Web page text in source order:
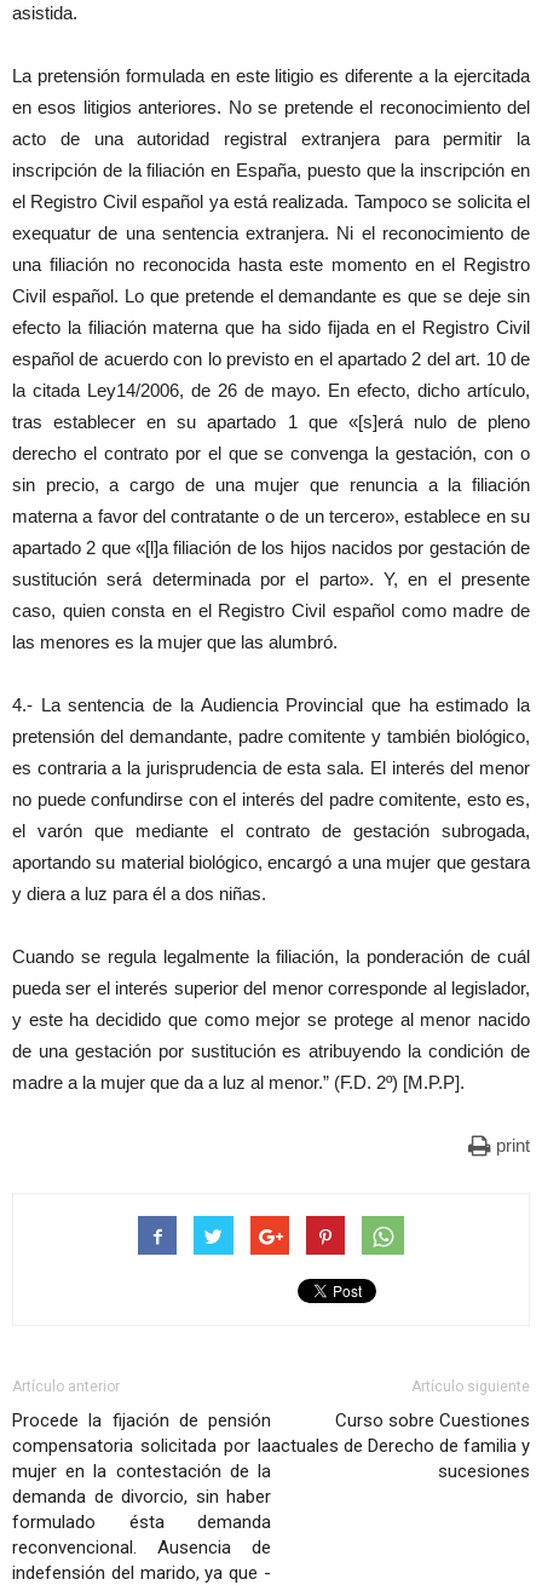
asistida.
La pretensión formulada en este litigio es diferente a la ejercitada
en esos litigios anteriores. No se pretende el reconocimiento del
acto de una autoridad registral extranjera para permitir la
inscripción de la filiación en España, puesto que la inscripción en
el Registro Civil español ya está realizada. Tampoco se solicita el
exequatur de una sentencia extranjera. Ni el reconocimiento de
una filiación no reconocida hasta este momento en el Registro
Civil español. Lo que pretende el demandante es que se deje sin
efecto la filiación materna que ha sido fijada en el Registro Civil
español de acuerdo con lo previsto en el apartado 2 del art. 10 de
la citada Ley14/2006, de 26 de mayo. En efecto, dicho artículo,
tras establecer en su apartado 1 que «[s]erá nulo de pleno
derecho el contrato por el que se convenga la gestación, con o
sin precio, a cargo de una mujer que renuncia a la filiación
materna a favor del contratante o de un tercero», establece en su
apartado 2 que «[l]a filiación de los hijos nacidos por gestación de
sustitución será determinada por el parto». Y, en el presente
caso, quien consta en el Registro Civil español como madre de
las menores es la mujer que las alumbró.
4.- La sentencia de la Audiencia Provincial que ha estimado la
pretensión del demandante, padre comitente y también biológico,
es contraria a la jurisprudencia de esta sala. El interés del menor
no puede confundirse con el interés del padre comitente, esto es,
el varón que mediante el contrato de gestación subrogada,
aportando su material biológico, encargó a una mujer que gestara
y diera a luz para él a dos niñas.
Cuando se regula legalmente la filiación, la ponderación de cuál
pueda ser el interés superior del menor corresponde al legislador,
y este ha decidido que como mejor se protege al menor nacido
de una gestación por sustitución es atribuyendo la condición de
madre a la mujer que da a luz al menor.” (F.D. 2º) [M.P.P].
print
Artículo anterior
Procede la fijación de pensión
compensatoria solicitada por la
mujer en la contestación de la
demanda de divorcio, sin haber
formulado ésta demanda
reconvencional. Ausencia de
indefensión del marido, ya que -
Artículo siguiente
Curso sobre Cuestiones
actuales de Derecho de familia y
sucesiones